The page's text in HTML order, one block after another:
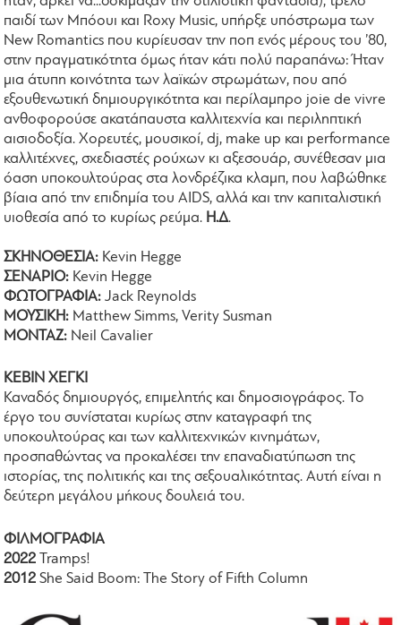
παιδί των Μπόουι και Roxy Music, υπήρξε υπόστρωμα των
New Romantics που κυρίευσαν την ποπ ενός μέρους του ’80,
στην πραγματικότητα όμως ήταν κάτι πολύ παραπάνω: Ήταν
μια άτυπη κοινότητα των λαϊκών στρωμάτων, που από
εξουθενωτική δημιουργικότητα και περίλαμπρο joie de vivre
ανθοφορούσε ακατάπαυστα καλλιτεχνία και περιληπτική
αισιοδοξία. Χορευτές, μουσικοί, dj, make up και performance
καλλιτέχνες, σχεδιαστές ρούχων κι αξεσουάρ, συνέθεσαν μια
όαση υποκουλτούρας στα λονδρέζικα κλαμπ, που λαβώθηκε
βίαια από την επιδημία του AIDS, αλλά και την καπιταλιστική
υιοθεσία από το κυρίως ρεύμα. Η.Δ.
ΣΚΗΝΟΘΕΣΙΑ: Kevin Hegge
ΣΕΝΑΡΙΟ: Kevin Hegge
ΦΩΤΟΓΡΑΦΙΑ: Jack Reynolds
ΜΟΥΣΙΚΗ: Matthew Simms, Verity Susman
ΜΟΝΤΑΖ: Neil Cavalier
ΚΕΒΙΝ ΧΕΓΚΙ
Καναδός δημιουργός, επιμελητής και δημοσιογράφος. Το
έργο του συνίσταται κυρίως στην καταγραφή της
υποκουλτούρας και των καλλιτεχνικών κινημάτων,
προσπαθώντας να προκαλέσει την επαναδιατύπωση της
ιστορίας, της πολιτικής και της σεξουαλικότητας. Αυτή είναι η
δεύτερη μεγάλου μήκους δουλειά του.
ΦΙΛΜΟΓΡΑΦΙΑ
2022 Tramps!
2012 She Said Boom: The Story of Fifth Column